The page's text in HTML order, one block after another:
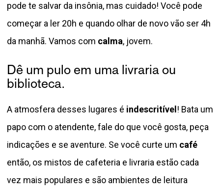
pode te salvar da insônia, mas cuidado! Você pode
começar a ler 20h e quando olhar de novo vão ser 4h
da manhã. Vamos com calma, jovem.
Dê um pulo em uma livraria ou
biblioteca.
A atmosfera desses lugares é indescritível ! Bata um
papo com o atendente, fale do que você gosta, peça
indicações e se aventure. Se você curte um café
então, os mistos de cafeteria e livraria estão cada
vez mais populares e são ambientes de leitura